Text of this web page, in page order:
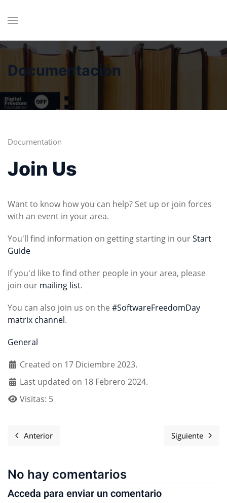
Documentación
Documentation
Join Us
Want to know how you can help? Set up or join forces
with an event in your area.
You'll find information on getting starting in ourStart
Guide
If you'd like to find other people in your area, please
join our mailing list.
You can also join us on the #SoftwareFreedomDay
matrix channel.
General
Created on 17 Diciembre 2023.
Last updated on 18 Febrero 2024.
Visitas: 5
Artículo anterior: FOSS in schools
Anterior Artículo
Siguiente
No hay comentarios
Acceda para enviar un comentario